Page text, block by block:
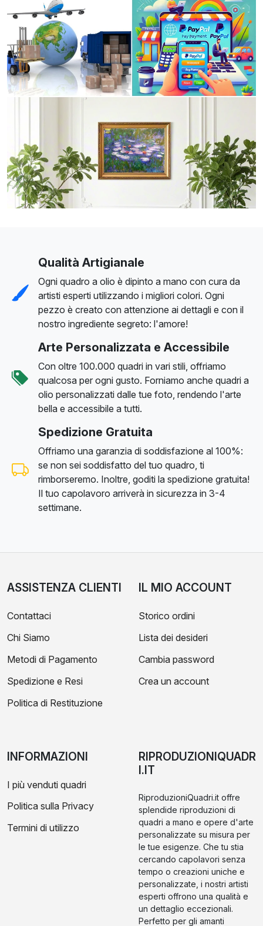
Qualità Artigianale
Ogni quadro a olio è dipinto a mano con cura da
artisti esperti utilizzando i migliori colori. Ogni
pezzo è creato con attenzione ai dettagli e con il
nostro ingrediente segreto: l'amore!
Arte Personalizzata e Accessibile
Con oltre 100.000 quadri in vari stili, offriamo
qualcosa per ogni gusto. Forniamo anche quadri a
olio personalizzati dalle tue foto, rendendo l'arte
bella e accessibile a tutti.
Spedizione Gratuita
Offriamo una garanzia di soddisfazione al 100%:
se non sei soddisfatto del tuo quadro, ti
rimborseremo. Inoltre, goditi la spedizione gratuita!
Il tuo capolavoro arriverà in sicurezza in 3-4
settimane.
ASSISTENZA CLIENTI
Contattaci
Chi Siamo
Metodi di Pagamento
Spedizione e Resi
Politica di Restituzione
IL MIO ACCOUNT
Storico ordini
Lista dei desideri
Cambia password
Crea un account
INFORMAZIONI
I più venduti quadri
Politica sulla Privacy
Termini di utilizzo
RIPRODUZIONIQUADR
I.IT
RiproduzioniQuadri.it offre
splendide riproduzioni di
quadri a mano e opere d'arte
personalizzate su misura per
le tue esigenze. Che tu stia
cercando capolavori senza
tempo o creazioni uniche e
personalizzate, i nostri artisti
esperti offrono una qualità e
un dettaglio eccezionali.
Perfetto per gli amanti